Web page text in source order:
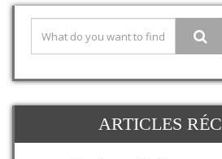
ARTICLES